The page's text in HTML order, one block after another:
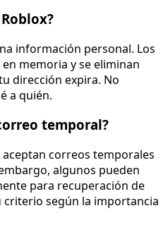
información personal. Los
memoria y se eliminan
dirección expira. No
a quién.
temporal?
correos temporales
algunos pueden
para recuperación de
según la importancia